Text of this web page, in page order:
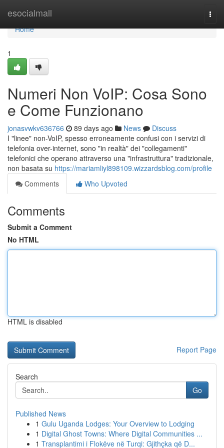
esocialmall
Home
Home
1
Numeri Non VoIP: Cosa Sono
e Come Funzionano
jonasvwkv636766 89 days ago News
Discuss
I "linee" non-VoIP, spesso erroneamente confusi con i servizi di
telefonia over-internet, sono "in realtà" dei "collegamenti"
telefonici che operano attraverso una "infrastruttura" tradizionale,
non basata su https://mariamliyl898109.wizzardsblog.com/profile
Comments
Who Upvoted
Comments
Submit a Comment
No HTML
HTML is disabled
Report Page
Search
Go
Published News
1 Gulu Uganda Lodges: Your Overview to Lodging
1 Digital Ghost Towns: Where Digital Communities ...
1 Transplantimi i Flokëve në Turqi: Gjithçka që D...